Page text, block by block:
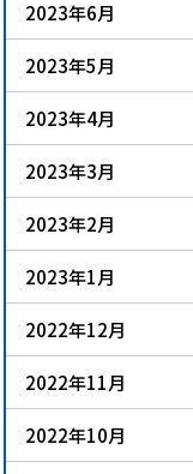
2023年6月
2023年5月
2023年4月
2023年3月
2023年2月
2023年1月
2022年12月
2022年11月
2022年10月